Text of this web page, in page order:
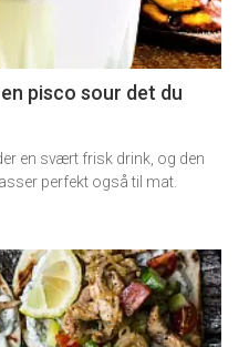
pisco sour det du
en svært frisk drink, og den
perfekt også til mat.